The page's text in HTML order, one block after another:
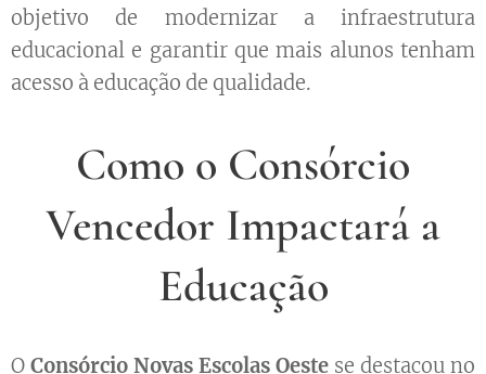
objetivo de modernizar a infraestrutura
educacional e garantir que mais alunos tenham
acesso à educação de qualidade.
Como o Consórcio
Vencedor Impactará a
Educação
O Consórcio Novas Escolas Oeste se destacou no